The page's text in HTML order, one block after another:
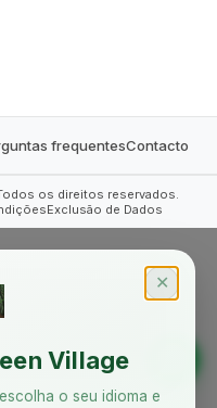
frequentesContacto
os direitos reservados.
Exclusão de Dados
✕
Village
o seu idioma e